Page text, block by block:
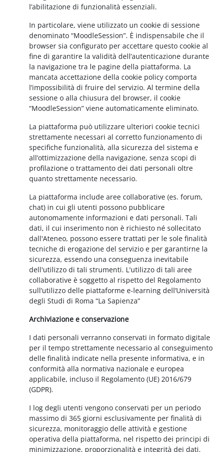
l’abilitazione di funzionalità essenziali.
In particolare, viene utilizzato un cookie di sessione
denominato “MoodleSession”. È indispensabile che il
browser sia configurato per accettare questo cookie al
fine di garantire la validità dell’autenticazione durante
la navigazione tra le pagine della piattaforma. La
mancata accettazione della cookie policy comporta
l’impossibilità di fruire del servizio. Al termine della
sessione o alla chiusura del browser, il cookie
“MoodleSession” viene automaticamente eliminato.
La piattaforma può utilizzare ulteriori cookie tecnici
strettamente necessari al corretto funzionamento di
specifiche funzionalità, alla sicurezza del sistema e
all’ottimizzazione della navigazione, senza scopi di
profilazione o trattamento dei dati personali oltre
quanto strettamente necessario.
La piattaforma include aree collaborative (es. forum,
chat) in cui gli utenti possono pubblicare
autonomamente informazioni e dati personali. Tali
dati, il cui inserimento non è richiesto né sollecitato
dall'Ateneo, possono essere trattati per le sole finalità
tecniche di erogazione del servizio e per garantirne la
sicurezza, essendo una conseguenza inevitabile
dell'utilizzo di tali strumenti. L'utilizzo di tali aree
collaborative è soggetto al rispetto del Regolamento
sull’utilizzo delle piattaforme e-learning dell’Università
degli Studi di Roma “La Sapienza”
Archiviazione e conservazione
I dati personali verranno conservati in formato digitale
per il tempo strettamente necessario al conseguimento
delle finalità indicate nella presente informativa, e in
conformità alla normativa nazionale e europea
applicabile, incluso il Regolamento (UE) 2016/679
(GDPR).
I log degli utenti vengono conservati per un periodo
massimo di 365 giorni esclusivamente per finalità di
sicurezza, monitoraggio delle attività e gestione
operativa della piattaforma, nel rispetto dei principi di
minimizzazione, proporzionalità e integrità dei dati.